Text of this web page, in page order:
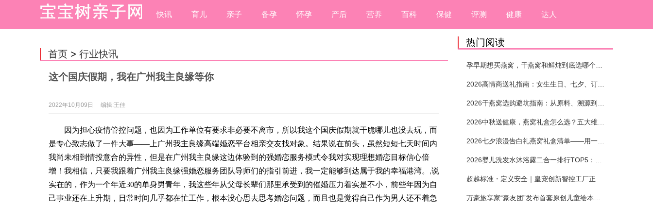
快讯 育儿 亲子 备孕 怀孕 产后 营养 百科 保健 评测 健康 达人
首页 > 行业快讯
这个国庆假期，我在广州我主良缘等你
2022年10月09日 编辑:王佳
因为担心疫情管控问题，也因为工作单位有要求非必要不离市，所以我这个国庆假期就干脆哪儿也没去玩，而
是专心致志做了一件大事——上广州我主良缘高端婚恋平台相亲交友找对象。结果说在前头，虽然短短七天时间内
我尚未相到情投意合的异性，但是在广州我主良缘这边体验到的强婚恋服务模式令我对实现理想婚恋目标信心倍
增！我相信，只要我跟着广州我主良缘强婚恋服务团队导师们的指引前进，我一定能够到达属于我的幸福港湾。 ,说
实在的，作为一个年近30的单身男青年，我这些年从父母长辈们那里承受到的催婚压力着实是不小，前些年因为自
己事业还在上升期，日常时间几乎都在忙工作，根本没心思去思考婚恋问题，而且也是觉得自己作为男人还不着急
热门阅读